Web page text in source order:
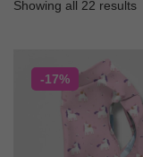
Showing all 22 results
-17%